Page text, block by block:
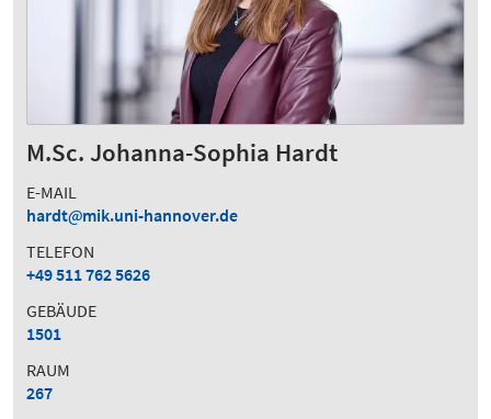
M.Sc. Johanna-Sophia Hardt
E-MAIL
hardt
mik.uni-hannover.de
TELEFON
+49 511 762 5626
GEBÄUDE
1501
RAUM
267